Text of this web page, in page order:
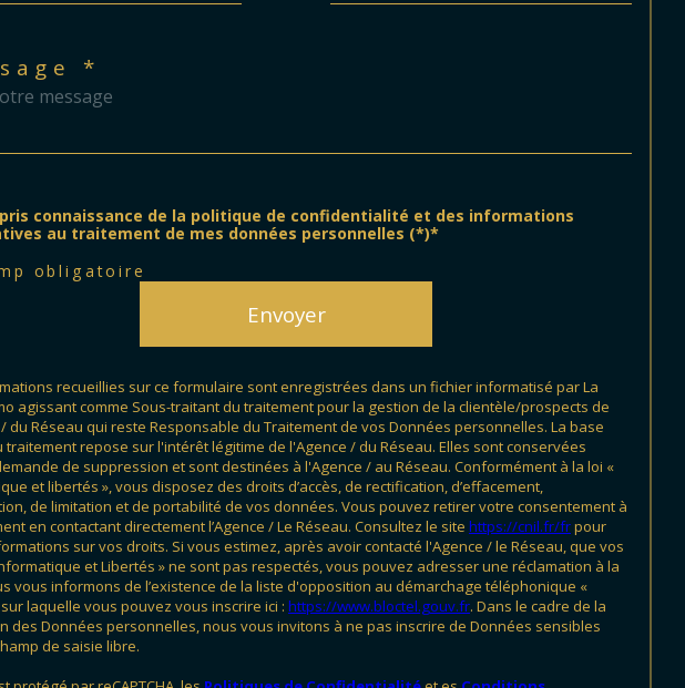
*
connaissance de la politique de confidentialité et des informations
au traitement de mes données personnelles (*)*
obligatoire
Envoyer
recueillies sur ce formulaire sont enregistrées dans un fichier informatisé par La
agissant comme Sous-traitant du traitement pour la gestion de la clientèle/prospects de
du Réseau qui reste Responsable du Traitement de vos Données personnelles. La base
traitement repose sur l'intérêt légitime de l'Agence / du Réseau. Elles sont conservées
de suppression et sont destinées à l'Agence / au Réseau. Conformément à la loi «
et libertés », vous disposez des droits d’accès, de rectification, d’effacement,
de limitation et de portabilité de vos données. Vous pouvez retirer votre consentement à
en contactant directement l’Agence / Le Réseau. Consultez le site https://cnil.fr/frpour
sur vos droits. Si vous estimez, après avoir contacté l'Agence / le Réseau, que vos
et Libertés » ne sont pas respectés, vous pouvez adresser une réclamation à la
vous informons de l’existence de la liste d'opposition au démarchage téléphonique «
sur laquelle vous pouvez vous inscrire ici : https://www.bloctel.gouv.fr. Dans le cadre de la
des Données personnelles, nous vous invitons à ne pas inscrire de Données sensibles
de saisie libre.